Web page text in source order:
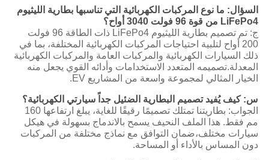
السؤال: ما نوع المركبات الكهربائية التي تناسبها بطارية الليثيوم
LiFePo4 من قوة 96 فولت 3040 أواح؟
ج: تم تصميم بطارية الليثيوم LiFePo4 ذات الطاقة 96 فولت
200 أواح لتلبية احتياجات المركبات الكهربائية المختلفة، بما في
ذلك السيارات الكهربائية والمركبات العامة والمركبات الكهربائية
المعدلة.تصميمه المتعدد الاستخدامات وأدائه القوي يجعل منه
الخيار المثالي لمجموعة واسعة من المشاريع EV.
س: كيف يُفيد تصميم البطارية الضئيل جداً سيارتي الكهربائية؟
الجواب: بطاريتنا تمتلك تصميمًا رقيقًا للغاية، يبلغ ارتفاعها 160
مم فقط. هذا الملف النحيف يسمح بالاندماج بسهولة في هيكل
سيارات مختلف،ضمان التوافق مع نماذج مختلفة من المركبات
دون المساس بالأداء أو المساحة.